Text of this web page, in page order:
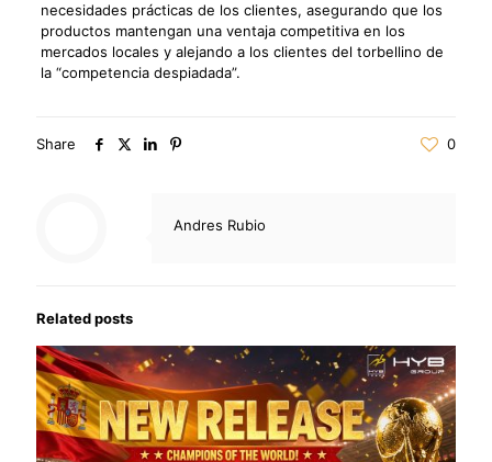
necesidades prácticas de los clientes, asegurando que los
productos mantengan una ventaja competitiva en los
mercados locales y alejando a los clientes del torbellino de
la “competencia despiadada”.
Share 0
Andres Rubio
Related posts